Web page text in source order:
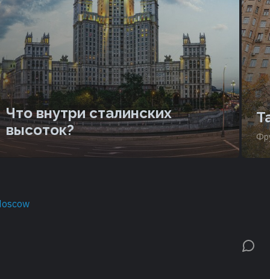
Что внутри сталинских
высоток?